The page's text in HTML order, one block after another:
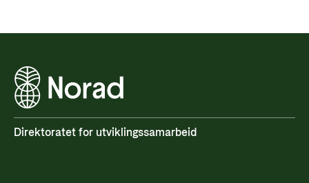
Direktoratet for utviklingssamarbeid